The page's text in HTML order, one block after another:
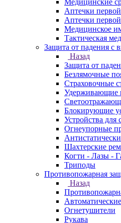
Медицинские
Аптечки
Аптечки
Медицинское
Тактическая
Защита от падения с
Назад
Защита от
Безлямочные
Страховочные
Удерживающие
Блокирующие
Устройства для
Огнеупорные
Шахтерские
Когти - Лазы -
Триподы
Противопожарная
Назад
Огнетушители
Рукава